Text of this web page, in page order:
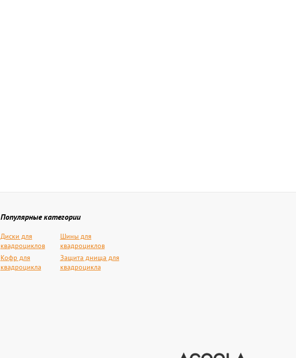
Популярные категории
Диски для
квадроциклов
Шины для
квадроциклов
Кофр для
квадроцикла
Защита днища для
квадроцикла